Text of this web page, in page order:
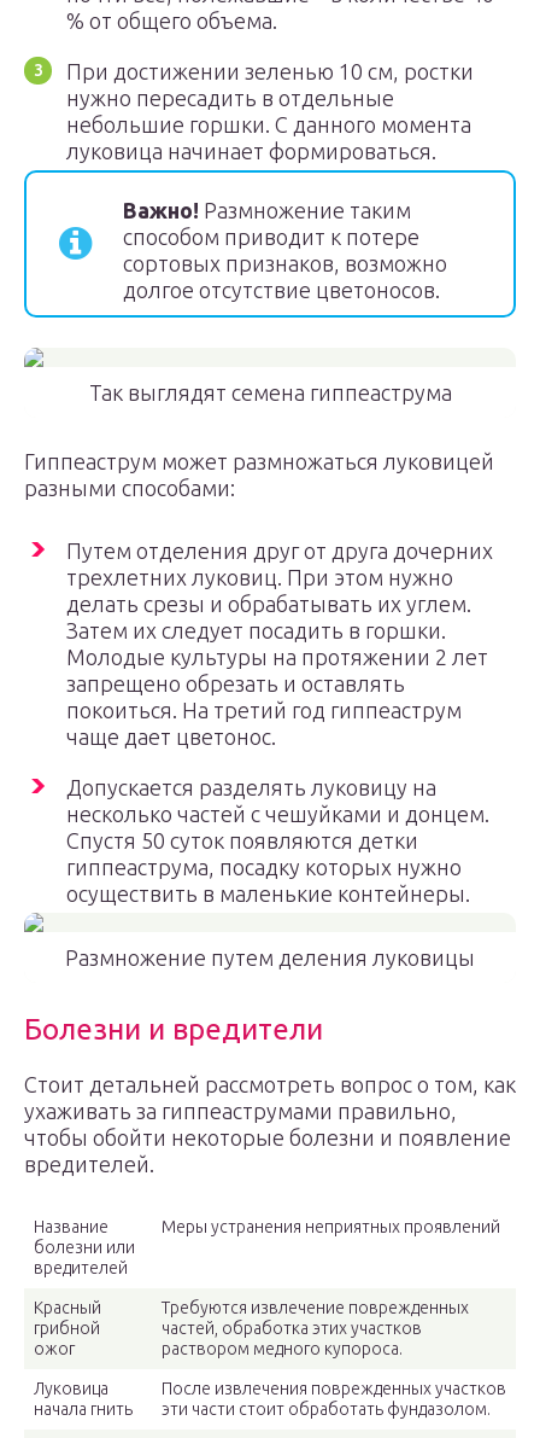
% от общего объема.
При достижении зеленью 10 см, ростки
нужно пересадить в отдельные
небольшие горшки. С данного момента
луковица начинает формироваться.
Важно! Размножение таким
способом приводит к потере
сортовых признаков, возможно
долгое отсутствие цветоносов.
Так выглядят семена гиппеаструма
Гиппеаструм может размножаться луковицей
разными способами:
Путем отделения друг от друга дочерних
трехлетних луковиц. При этом нужно
делать срезы и обрабатывать их углем.
Затем их следует посадить в горшки.
Молодые культуры на протяжении 2 лет
запрещено обрезать и оставлять
покоиться. На третий год гиппеаструм
чаще дает цветонос.
Допускается разделять луковицу на
несколько частей с чешуйками и донцем.
Спустя 50 суток появляются детки
гиппеаструма, посадку которых нужно
осуществить в маленькие контейнеры.
Размножение путем деления луковицы
Болезни и вредители
Стоит детальней рассмотреть вопрос о том, как
ухаживать за гиппеаструмами правильно,
чтобы обойти некоторые болезни и появление
вредителей.
Название
болезни или
вредителей
Меры устранения неприятных проявлений
Красный
грибной
ожог
Требуются извлечение поврежденных
частей, обработка этих участков
раствором медного купороса.
Луковица
начала гнить
После извлечения поврежденных участков
эти части стоит обработать фундазолом.